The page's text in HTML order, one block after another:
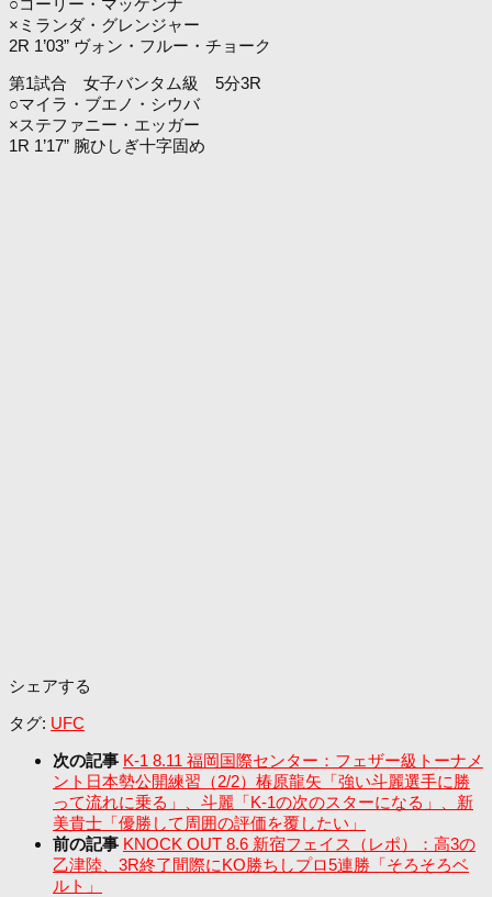
○コーリー・マッケンナ
×ミランダ・グレンジャー
2R 1’03” ヴォン・フルー・チョーク
第1試合 女子バンタム級 5分3R
○マイラ・ブエノ・シウバ
×ステファニー・エッガー
1R 1’17” 腕ひしぎ十字固め
シェアする
タグ: UFC
次の記事 K-1 8.11 福岡国際センター：フェザー級トーナメ
ント日本勢公開練習（2/2）椿原龍矢「強い斗麗選手に勝
って流れに乗る」、斗麗「K-1の次のスターになる」、新
美貴士「優勝して周囲の評価を覆したい」
前の記事 KNOCK OUT 8.6 新宿フェイス（レポ）：高3の
乙津陸、3R終了間際にKO勝ちしプロ5連勝「そろそろベ
ルト」